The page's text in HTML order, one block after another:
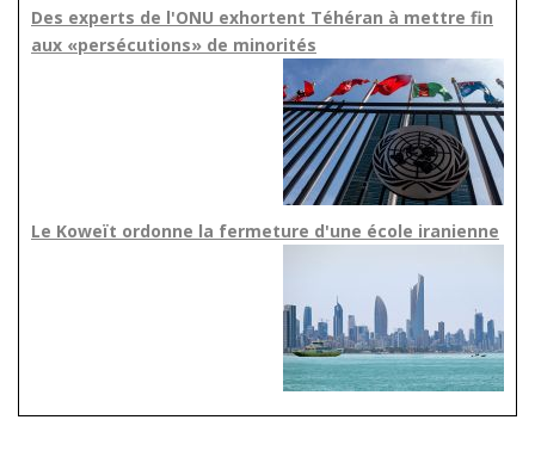
Des experts de l'ONU exhortent Téhéran à mettre fin
aux «persécutions» de minorités
Le Koweït ordonne la fermeture d'une école iranienne